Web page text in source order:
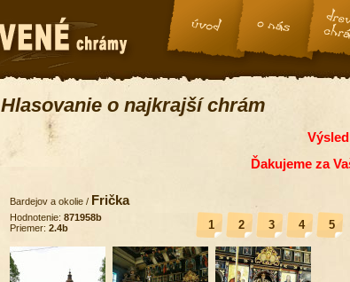
Hlasovanie o najkrajší chrám
Ďakujeme za
Bardejov a okolie / Frička
1 2 3 4 5
Hodnotenie: 871958b
Priemer: 2.4b